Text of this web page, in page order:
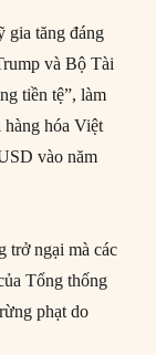
gia tăng đáng
và Bộ Tài
tiền tệ”, làm
hóa Việt
vào năm
trở ngại mà các
Tổng thống
phạt do